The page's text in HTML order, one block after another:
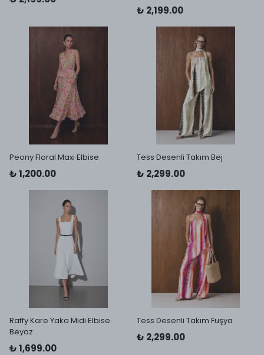
₺ 2,199.00
Peony Floral Maxi Elbise
₺ 1,200.00
Tess Desenli Takım Bej
₺ 2,299.00
Raffy Kare Yaka Midi Elbise
Beyaz
₺ 1,699.00
Tess Desenli Takım Fuşya
₺ 2,299.00